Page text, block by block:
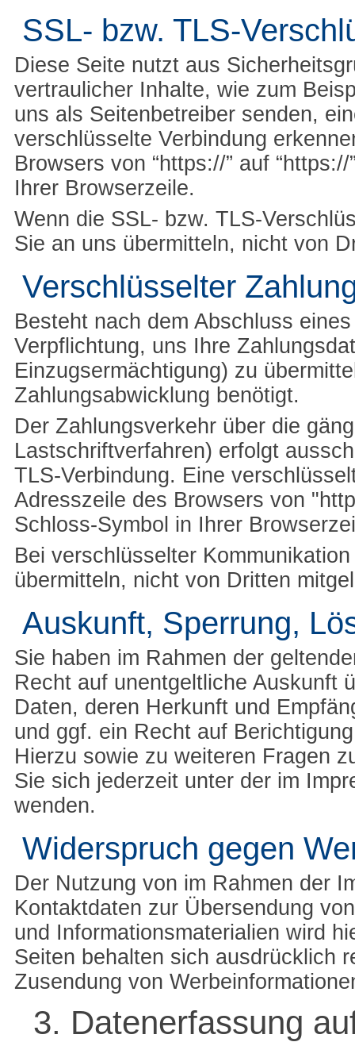
SSL- bzw. TLS-
Diese Seite nutzt aus
vertraulicher Inhalte, wie zum
uns als Seitenbetreiber senden,
verschlüsselte Verbindung
Browsers von “https://” auf
Ihrer Browserzeile.
Wenn die SSL- bzw. TLS-
Sie an uns übermitteln, nicht von
Verschlüsselter
Besteht nach dem Abschluss
Verpflichtung, uns Ihre
Einzugsermächtigung) zu
Zahlungsabwicklung benötigt.
Der Zahlungsverkehr über die
Lastschriftverfahren) erfolgt
TLS-Verbindung. Eine
Adresszeile des Browsers von
Schloss-Symbol in Ihrer
Bei verschlüsselter
übermitteln, nicht von Dritten
Auskunft, Sperrung,
Sie haben im Rahmen der
Recht auf unentgeltliche Auskunft
Daten, deren Herkunft und
und ggf. ein Recht auf
Hierzu sowie zu weiteren Fragen
Sie sich jederzeit unter der im
wenden.
Widerspruch gegen
Der Nutzung von im Rahmen der
Kontaktdaten zur Übersendung
und Informationsmaterialien wird
Seiten behalten sich ausdrücklich
Zusendung von
3. Datenerfassung